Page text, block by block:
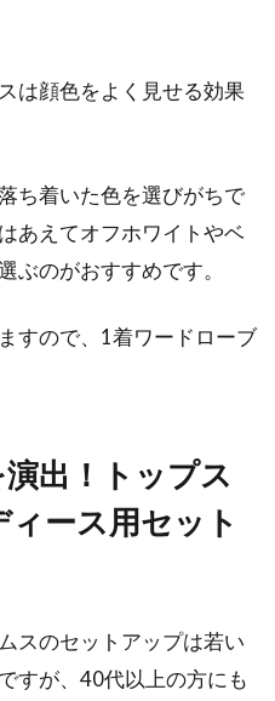
ザインgoodのセーターは
or無印でゲット！
良品がおすすめ！2 種類豊富なユ
パンツでレディースコー
すめコーデを紹介
は顔色をよく見せる効果
ち着いた色を選びがちで
あえてオフホワイトやベ
ぶのがおすすめです。
すので、1着ワードローブ
出！トップス
ース用セット
スのセットアップは若い
すが、40代以上の方にも